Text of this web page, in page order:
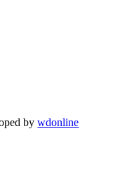
bywdonline